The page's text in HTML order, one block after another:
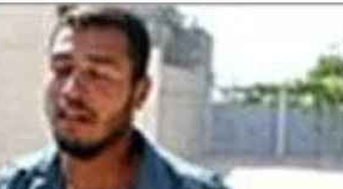
PIOVONO SUI CENTRI DI
ISLAMICHE